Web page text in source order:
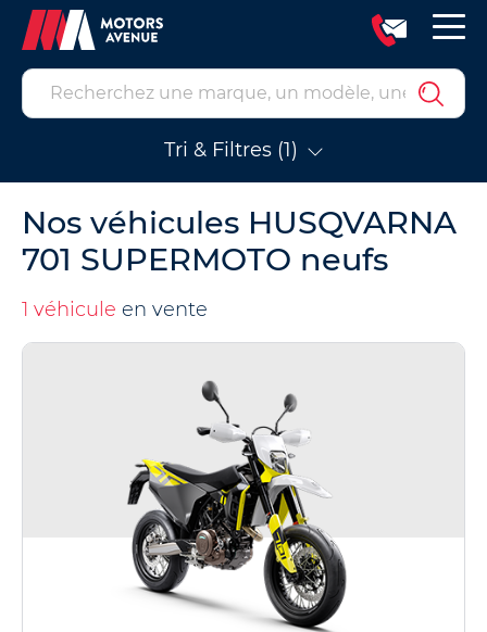
Tri & Filtres (1)
Nos véhicules HUSQVARNA
701 SUPERMOTO neufs
1 véhicule en vente